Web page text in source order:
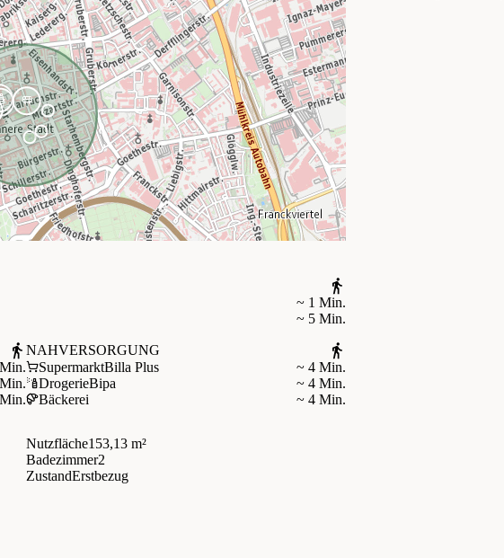
~ 1 Min.
~ 5 Min.
NAHVERSORGUNG
SupermarktBilla Plus
~ 4 Min.
DrogerieBipa
~ 4 Min.
Bäckerei
~ 4 Min.
Nutzfläche153,13 m²
Badezimmer2
ZustandErstbezug